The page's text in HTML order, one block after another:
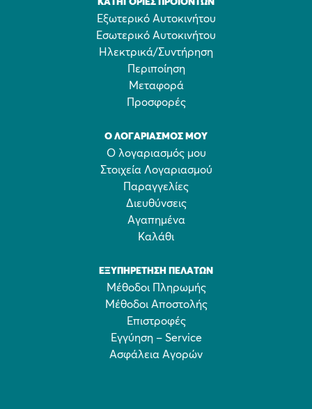
ΚΑΤΗΓΟΡΊΕΣ ΠΡΟΪΌΝΤΩΝ
Εξωτερικό Αυτοκινήτου
Εσωτερικό Αυτοκινήτου
Ηλεκτρικά/Συντήρηση
Περιποίηση
Μεταφορά
Προσφορές
Ο ΛΟΓΑΡΙΑΣΜΌΣ ΜΟΥ
Ο λογαριασμός μου
Στοιχεία Λογαριασμού
Παραγγελίες
Διευθύνσεις
Αγαπημένα
Καλάθι
ΕΞΥΠΗΡΈΤΗΣΗ ΠΕΛΑΤΏΝ
Μέθοδοι Πληρωμής
Μέθοδοι Αποστολής
Επιστροφές
Εγγύηση – Service
Ασφάλεια Αγορών